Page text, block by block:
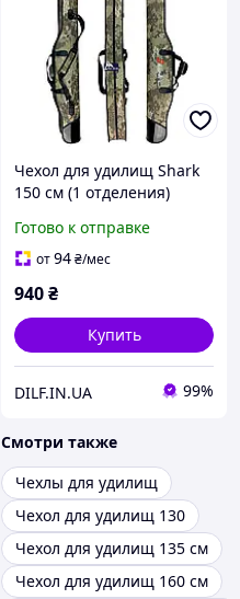
Чехол для удилищ Shark
150 см (1 отделения)
Готово к отправке
от94₴/мес
940₴
Купить
DILF.IN.UA 99%
Смотри также
Чехлы для удилищ
Чехол для удилищ 130
Чехол для удилищ 135 см
Чехол для удилищ 160 см